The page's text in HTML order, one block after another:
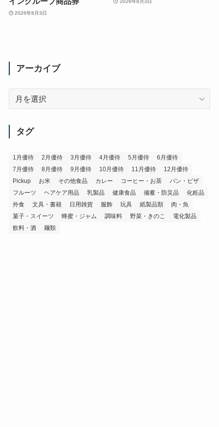
2026年8月3日
2026年8月3日
アーカイブ
タグ
1月優待 2月優待 3月優待 4月優待 5月優待
6月優待
7月優待
8月優待 9月優待 10月優待 11月優待
12月優待
Pickup
お米 その他食品 カレー コーヒー・お茶
パン・ピザ
フルーツ
ヘアケア用品 乳製品 健康食品 備蓄・防災品
化粧品
外食
文具・書籍 日用雑貨 服飾 玩具 紙製品類
肉・魚
菓子・スイーツ
蜂蜜・ジャム 調味料 野菜・きのこ
電化製品
飲料・酒
麺類